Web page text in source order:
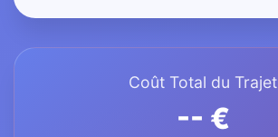
Coût Total du Trajet
-- €